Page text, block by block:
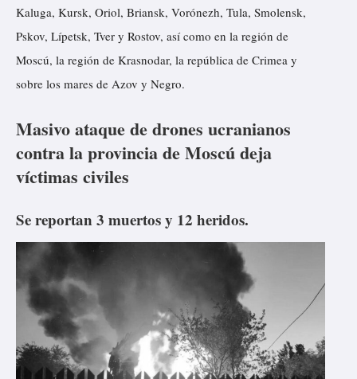
Kaluga, Kursk, Oriol, Briansk, Vorónezh, Tula, Smolensk,
Pskov, Lípetsk, Tver y Rostov, así como en la región de
Moscú, la región de Krasnodar, la república de Crimea y
sobre los mares de Azov y Negro.
Masivo ataque de drones ucranianos
contra la provincia de Moscú deja
víctimas civiles
Se reportan 3 muertos y 12 heridos.